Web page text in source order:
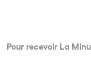
Pour recevoir La